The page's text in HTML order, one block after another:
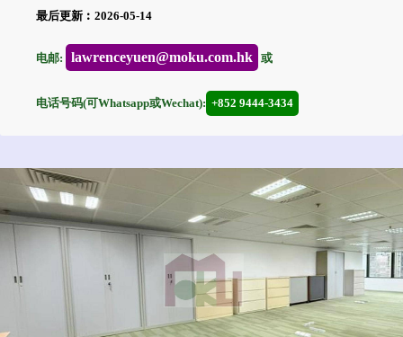
最后更新︰2026-05-14
电邮: lawrenceyuen@moku.com.hk 或
电话号码(可Whatsapp或Wechat): +852 9444-3434